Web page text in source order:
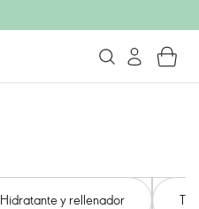
Hidratante y rellenador